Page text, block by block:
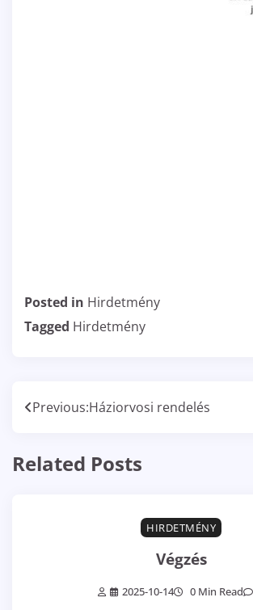
Posted in Hirdetmény
Tagged Hirdetmény
Bejegyzés
Previous:Háziorvosi rendelés
Related Posts
HIRDETMÉNY
Végzés
2025-10-14 0 Min Read